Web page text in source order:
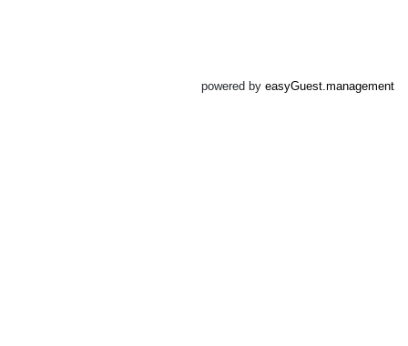
powered by easyGuest.management